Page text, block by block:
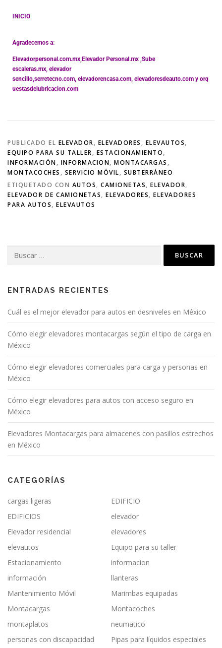
INICIO
Agradecemos a:
Elevadorpersonal.com.mx,Elevador Personal.mx ,Sube
escaleras.mx, elevador
sencillo,serretecno.com, elevadorencasa.com, elevadoresdeauto.com y orq
uestasdelubricacion.com
PUBLICADO EL ELEVADOR, ELEVADORES, ELEVAUTOS,
EQUIPO PARA SU TALLER, ESTACIONAMIENTO,
INFORMACIÓN, INFORMACION, MONTACARGAS,
MONTACOCHES, SERVICIO MÓVIL, SUBTERRÁNEO
ETIQUETADO CON AUTOS, CAMIONETAS, ELEVADOR,
ELEVADOR DE CAMIONETAS, ELEVADORES, ELEVADORES
PARA AUTOS, ELEVAUTOS
ENTRADAS RECIENTES
Cuál es el mejor elevador para autos en desniveles en México
Cómo elegir elevadores montacargas según el tipo de carga en
México
Cómo elegir elevadores comerciales para carga y personas en
México
Cómo elegir elevadores para autos con acceso seguro en
México
Elevadores Montacargas para almacenes con pasillos estrechos
en México
CATEGORÍAS
cargas ligeras
EDIFICIO
EDIFICIOS
elevador
Elevador residencial
elevadores
elevautos
Equipo para su taller
Estacionamiento
informacion
información
llanteras
Mantenimiento Móvil
Marimbas equipadas
Montacargas
Montacoches
montaplatos
neumatico
personas con discapacidad
Pipas para líquidos especiales